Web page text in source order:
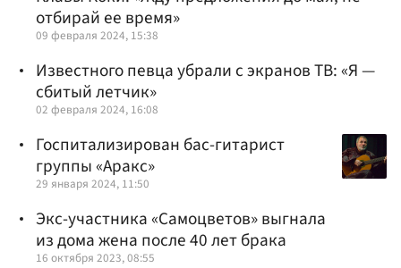
отбирай ее время»
09 февраля 2024, 15:38
Известного певца убрали с экранов ТВ: «Я —
сбитый летчик»
02 февраля 2024, 16:08
Госпитализирован бас-гитарист
группы «Аракс»
29 января 2024, 11:50
Экс-участника «Самоцветов» выгнала
из дома жена после 40 лет брака
16 октября 2023, 08:55